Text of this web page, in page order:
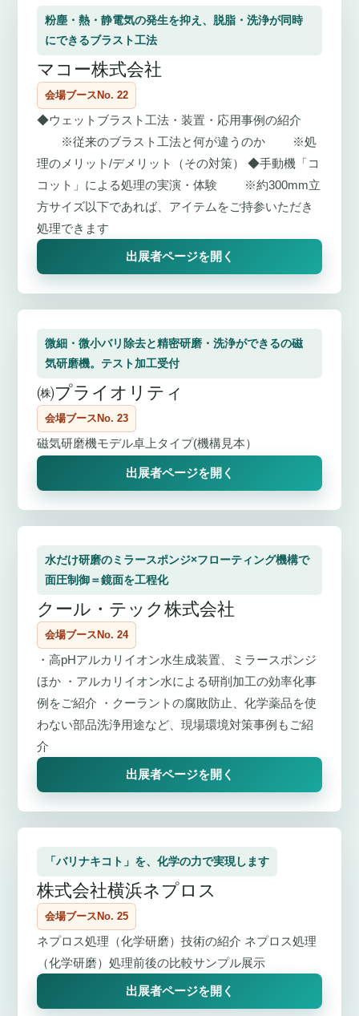
粉塵・熱・静電気の発生を抑え、脱脂・洗浄が同時
にできるブラスト工法
マコー株式会社
会場ブースNo. 22
◆ウェットブラスト工法・装置・応用事例の紹介
※従来のブラスト工法と何が違うのか ※処
理のメリット/デメリット（その対策） ◆手動機「コ
コット」による処理の実演・体験 ※約300mm立
方サイズ以下であれば、アイテムをご持参いただき
処理できます
出展者ページを開く
微細・微小バリ除去と精密研磨・洗浄ができるの磁
気研磨機。テスト加工受付
㈱プライオリティ
会場ブースNo. 23
磁気研磨機モデル卓上タイプ(機構見本）
出展者ページを開く
水だけ研磨のミラースポンジ×フローティング機構で
面圧制御＝鏡面を工程化
クール・テック株式会社
会場ブースNo. 24
・高pHアルカリイオン水生成装置、ミラースポンジ
ほか ・アルカリイオン水による研削加工の効率化事
例をご紹介 ・クーラントの腐敗防止、化学薬品を使
わない部品洗浄用途など、現場環境対策事例もご紹
介
出展者ページを開く
「バリナキコト」を、化学の力で実現します
株式会社横浜ネプロス
会場ブースNo. 25
ネプロス処理（化学研磨）技術の紹介 ネプロス処理
（化学研磨）処理前後の比較サンプル展示
出展者ページを開く